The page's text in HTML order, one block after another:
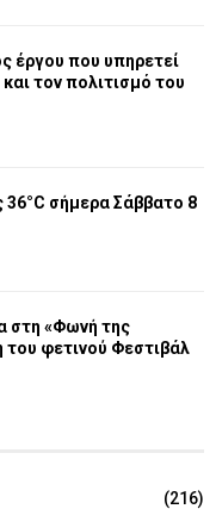
έργου που υπηρετεί
τον πολιτισμό του
36°C σήμερα Σάββατο 8
στη «Φωνή της
του φετινού Φεστιβάλ
(216)